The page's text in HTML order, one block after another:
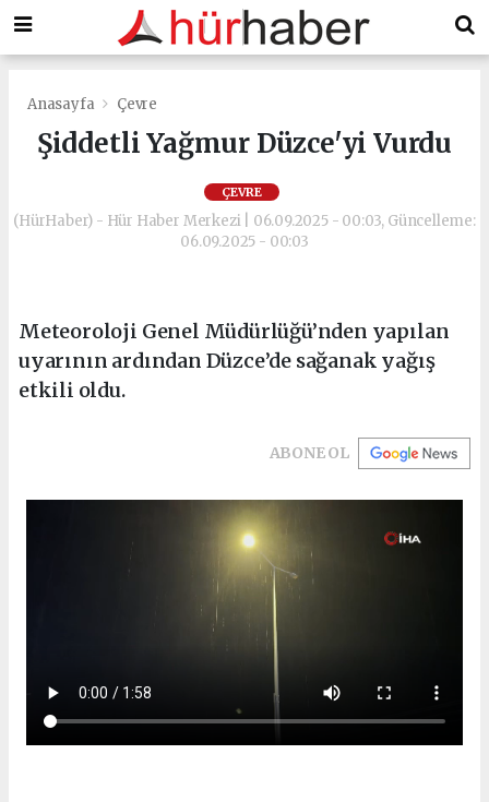
Anasayfa Çevre
Şiddetli Yağmur Düzce'yi Vurdu
ÇEVRE
(HürHaber) - Hür Haber Merkezi | 06.09.2025 - 00:03, Güncelleme:
06.09.2025 - 00:03
Meteoroloji Genel Müdürlüğü’nden yapılan
uyarının ardından Düzce’de sağanak yağış
etkili oldu.
ABONE OL